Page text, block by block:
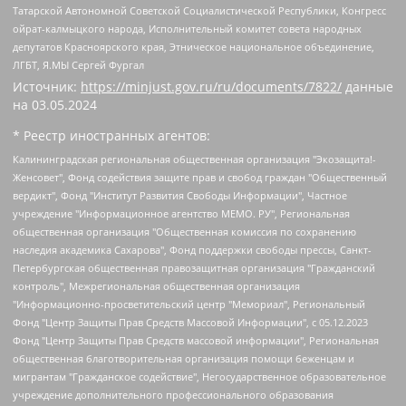
Татарской Автономной Советской Социалистической Республики, Конгресс
ойрат-калмыцкого народа, Исполнительный комитет совета народных
депутатов Красноярского края, Этническое национальное объединение,
ЛГБТ, Я.МЫ Сергей Фургал
Источник: https://minjust.gov.ru/ru/documents/7822/ данные
на 03.05.2024
* Реестр иностранных агентов:
Калининградская региональная общественная организация "Экозащита!-Женсовет", Фонд содействия защите прав и свобод граждан "Общественный вердикт", Фонд "Институт Развития Свободы Информации", Частное учреждение "Информационное агентство МЕМО. РУ", Региональная общественная организация "Общественная комиссия по сохранению наследия академика Сахарова", Фонд поддержки свободы прессы, Санкт-Петербургская общественная правозащитная организация "Гражданский контроль", Межрегиональная общественная организация "Информационно-просветительский центр "Мемориал", Региональный Фонд "Центр Защиты Прав Средств Массовой Информации", с 05.12.2023 Фонд "Центр Защиты Прав Средств массовой информации", Региональная общественная благотворительная организация помощи беженцам и мигрантам "Гражданское содействие", Негосударственное образовательное учреждение дополнительного профессионального образования (повышение квалификации) специалистов "АКАДЕМИЯ ПО ПРАВАМ ЧЕЛОВЕКА", Свердловская региональная общественная организация "Сутяжник", Автономная некоммерческая организация "Центр независимых социологических исследований", Союз общественных объединений "Российский исследовательский центр по правам человека", Региональное общественное учреждение научно-информационный центр "МЕМОРИАЛ", Некоммерческая организация "Фонд защиты гласности", Автономная некоммерческая организация "Институт прав человека", Городская общественная организация "Екатеринбургское общество "МЕМОРИАЛ", Городская общественная организация "Рязанское историко-просветительское и правозащитное общество "Мемориал" (Рязанский Мемориал), Челябинский региональный орган общественной самодеятельности – женское общественное объединение "Женщины Евразии", Челябинский региональный орган общественной самодеятельности "Уральская правозащитная группа", Фонд содействия защите здоровья и социальной справедливости имени Андрея Рылькова, Автономная Некоммерческая Организация "Аналитический Центр Юрия Левады", Автономная некоммерческая организация социальной поддержки населения "Проект Апрель", Региональная общественная организация помощи женщинам и детям, находящимся в кризисной ситуации "Информационно-методический центр "Анна", Фонд содействия развитию массовых коммуникаций и правовому просвещению "Так-так-Так", Фонд содействия устойчивому развитию "Серебряная тайга", Свердловский региональный общественный фонд социальных проектов "Новое время", "Idel.Реалии", Кавказ.Реалии, Крым.Реалии, Телеканал Настоящее Время, Татаро-башкирская служба Радио Свобода (Azatliq Radiosi), Радио Свободная Европа/Радио Свобода (PCE/PC), "Сибирь.Реалии", "Фактограф", Благотворительный фонд помощи осужденным и их семьям, Автономная некоммерческая организация "Институт глобализации и социальных движений", Фонд "В защиту прав заключенных", Частное учреждение "Центр поддержки и содействия развитию средств массовой информации", Пензенский региональный общественный благотворительный фонд "Гражданский союз", "Север.Реалии", Некоммерческая организация Фонд "Правовая инициатива", Общество с ограниченной ответственностью "Радио Свободная Европа/Радио Свобода", Чешское информационное агентство "MEDIUM-ORIENT", Красноярская региональная общественная организация "Мы против СПИДа", Камалягин Денис Николаевич, Маркелов Сергей Евгеньевич, Пономарев Лев Александрович, Савицкая Людмила Алексеевна, Автономная некоммерческая организация "Центр по работе с проблемой насилия "НАСИЛИЮ.НЕТ", Межрегиональный профессиональный союз работников здравоохранения "Альянс врачей", Юридическое лицо, зарегистрированное в Латвийской Республике, SIA "Medusa Project" (регистрационный номер 40103797863, дата регистрации 10.06.2014), Некоммерческая организация "Фонд по борьбе с коррупцией", Автономная некоммерческая организация "Институт права и публичной политики", Баданин Роман Сергеевич, Гликин Максим Александрович, Железнова Мария Михайловна, Лукьянова Юлия Сергеевна, Маетная Елизавета Витальевна, Маняхин Петр Борисович, Чуракова Ольга Владимировна, Ярош Юлия Петровна, Юридическое лицо "The Insider SIA", зарегистрированное в Риге, Латвийская Республика (дата регистрации 26.06.2015), являющееся администратором доменного имени интернет-издания "The Insider SIA", https://theins.ru, Постернак Алексей Евгеньевич, Рубин Михаил Аркадьевич, Анин Роман Александрович, Юридическое лицо Istories fonds, зарегистрированное в Латвийской Республике (регистрационный номер 50008295751, дата регистрации 24.02.2020), Великовский Дмитрий Александрович, Долинина Ирина Николаевна, Мароховская Алеся Алексеевна, Шлейнов Роман Юрьевич, Шмагун Олеся Валентиновна, Общество с ограниченной ответственностью "Альтаир 2021", Общество с ограниченной ответственностью "Вега 2021", Общество с ограниченной ответственностью "Главный редактор 2021", Общество с ограниченной ответственностью "Ромашки монолит", Важенков Артем Валерьевич, Ивановская областная общественная организация "Центр гендерных исследований", Гурман Юрий Альбертович, Медиапроект "ОВД-Инфо", Егоров Владимир Владимирович, Жилинский Владимир Александрович, Общество с ограниченной ответственностью "ЗП", Иванова София Юрьевна, Карезина Инна Павловна, Кильтау Екатерина Викторовна, Петров Алексей Викторович, Пискунов Сергей Евгеньевич, Смирнов Сергей Сергеевич, Тихонов Михаил Сергеевич, Общество с ограниченной ответственностью "ЖУРНАЛИСТ-ИНОСТРАННЫЙ АГЕНТ", Арапова Галина Юрьевна, Вольтская Татьяна Анатольевна, Американская компания "Mason G.E.S. Anonymous Foundation" (США), являющаяся владельцем интернет-издания https://mnews.world/, Компания "Stichting Bellingcat", зарегистрированная в Нидерландах (дата регистрации 11.07.2018), Захаров Андрей Вячеславович, Клепиковская Екатерина Дмитриевна, Общество с ограниченной ответственностью "МЕМО", Перл Роман Александрович, Симонов Евгений Алексеевич, Соловьева Елена Анатольевна, Сотников Даниил Владимирович, Сурначева Елизавета Дмитриевна, Автономная некоммерческая организация по защите прав человека и информированию населения "Якутия – Наше Мнение", Общество с ограниченной ответственностью "Москоу диджитал медиа", с 26.01.2023 Общество с ограниченной ответственностью "Чайка Белые сады", Ветошкина Валерия Валерьевна, Заговора Максим Александрович, Межрегиональное общественное движение "Российская ЛГБТ - сеть", Оленичев Максим Владимирович, Павлов Иван Юрьевич, Скворцова Елена Сергеевна, Общество с ограниченной ответственностью "Как бы инагент", Кочетков Игорь Викторович, Общество с ограниченной ответственностью "Честные выборы", Еланчик Олег Александрович, Общество с ограниченной ответственностью "Нобелевский призыв", Гималова Регина Эмилевна, Григорьев Андрей Валерьевич, Григорьева Алина Александровна, Ассоциация по содействию защите прав призывников, альтернативнослужащих и военнослужащих "Правозащитная группа "Гражданин.Армия.Право", Хисамова Регина Фаритовна, Автономная некоммерческая организация по реализации социально-правовых программ "Лилит", Дальневосточное общественное движение "Маяк", Санкт-Петербургская ЛГБТ-инициативная группа "Выход", Инициативная группа ЛГБТ+ "Реверс", Алексеев Андрей Викторович, Бекбулатова Таисия Львовна, Беляев Иван Михайлович, Владыкина Елена Сергеевна, Гельман Марат Александрович, Никульшина Вероника Юрьевна, Толоконникова Надежда Андреевна, Шендерович Виктор Анатольевич, Общество с ограниченной ответственностью "Данное сообщение", Общество с ограниченной ответственностью Издательский дом "Новая глава", Айнбиндер Александра Александровна, Московский комьюнити-центр для ЛГБТ+инициатив, Благотворительный фонд развития филантропии, Deutsche Welle (Германия, Kurt-Schumacher-Strasse 3, 53113 Bonn), Борзунова Мария Михайловна, Воробьев Виктор Викторович, Голубева Анна Львовна, Константинова Алла Михайловна, Малкова Ирина Владимировна, Мурадов Мурад Абдулгалимович, Осетинская Елизавета Николаевна, Понасенков Евгений Николаевич, Ганапольский Матвей Юрьевич, Киселев Евгений Алексеевич, Борухович Ирина Григорьевна, Дремин Иван Тимофеевич, Дубровский Дмитрий Викторович, Красноярская региональная общественная организация поддержки и развития альтернативных образовательных технологий и межкультурных коммуникаций "ИНТЕРРА", Маяковская Екатерина Алексеевна, Фейгин Марк Захарович, Филимонов Андрей Викторович, Дзугкоева Регина Николаевна, Доброхотов Роман Александрович, Дудь Юрий Александрович, Елкин Сергей Владимирович, Кругликов Кирилл Игоревич, Сабунаева Мария Леонидовна, Семенов Алексей Владимирович, Шаинян Карен Багратович, Шульман Екатерина Михайловна, Асафьев Артур Валерьевич, Вахштайн Виктор Семенович, Венедиктов Алексей Алексеевич, Лушникова Екатерина Евгеньевна, Волков Леонид Михайлович, Невзоров Александр Глебович, Пархоменко Сергей Борисович, Сироткин Ярослав Николаевич, Кара-Мурза Владимир Владимирович, Баранова Наталья Владимировна, Гозман Леонид Яковлевич, Кагарлицкий Борис Юльевич, Климарев Михаил Валерьевич, Милов Владимир Станиславович, Автономная некоммерческая организация Краснодарский центр современного искусства "Типография", Моргенштерн Алишер Тагирович, Соболь Любовь Эдуардовна, Общество с ограниченной ответственностью "ЛИЗА НОРМ", Каспаров Гарри Кимович, Ходорковский Михаил Борисович, Общество с ограниченной ответственностью "Апрельские тезисы", Данилович Ирина Брониславовна, Кашин Олег Владимирович, Петров Николай Владимирович, Пивоваров Алексей Владимирович, Соколов Михаил Владимирович, Цветкова Юлия Владимировна, Чичваркин Евгений Александрович, Комитет против пыток/Команда против пыток, Общество с ограниченной ответственностью "Первый научный", Общество с ограниченной ответственностью "Вертолет и ко", Белоцерковская Вероника Борисовна, Кац Максим Евгеньевич, Лазарева Татьяна Юрьевна, Шаведдинов Руслан Табризович, Яшин Илья Валерьевич, Общество с ограниченной ответственностью "Иноагент ААВ", Алешковский Дмитрий Петрович, Альбац Евгения Марковна, Быков Дмитрий Львович, Галямина Юлия Евгеньевна, Лойко Сергей Леонидович, Мартынов Кирилл Константинович, Медведев Сергей Александрович, Крашенинников Федор Геннадиевич, Гордеева Катерина Вл